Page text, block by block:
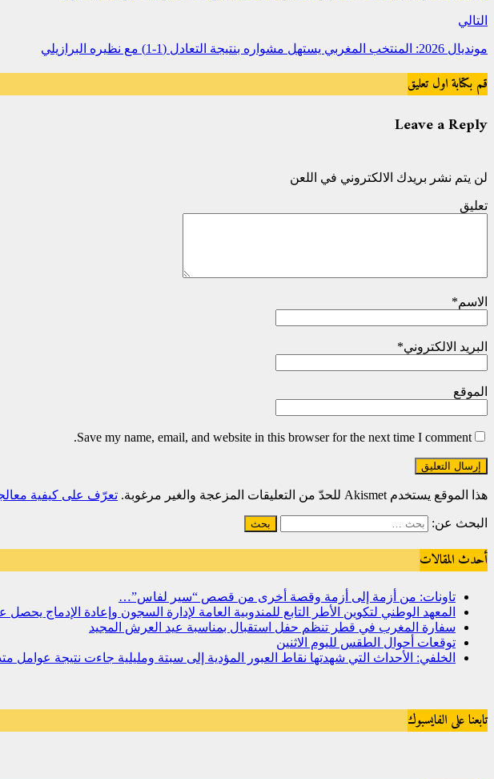
التالي
مونديال 2026: المنتخب المغربي يستهل مشواره بنتيجة التعادل (1-1) مع نظيره البرازيلي
قم بكتابة اول تعليق
Leave a Reply
لن يتم نشر بريدك الالكتروني في اللعن
تعليق
الاسم*
البريد الالكتروني*
الموقع
Save my name, email, and website in this browser for the next time I comment.
هذا الموقع يستخدم Akismet للحدّ من التعليقات المزعجة والغير مرغوبة. تعرّف على كيفية
البحث عن:
أحدث المقالات
تاونات: من أزمة إلى أزمة وقصة أخرى من قصص “سير لفاس”…
المعهد الوطني لتكوين الأطر التابع للمندوبية العامة لإدارة السجون وإعادة الإدماج
سفارة المغرب في قطر تنظم حفل استقبال بمناسبة عيد العرش المجيد
توقعات أحوال الطقس لليوم الاثنين
الخلفي: الأحداث التي شهدتها نقاط العبور المؤدية إلى سبتة ومليلية جاءت نتيجة
تابعنا على الفايسبوك